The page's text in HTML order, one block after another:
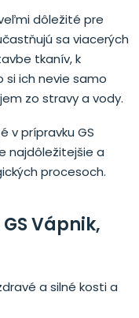
dôležité pre
sa viacerých
tkanív, k
si ich nevie samo
zo stravy a vody.
v prípravku GS
najdôležitejšie a
procesoch.
Vápnik,
a silné kosti a